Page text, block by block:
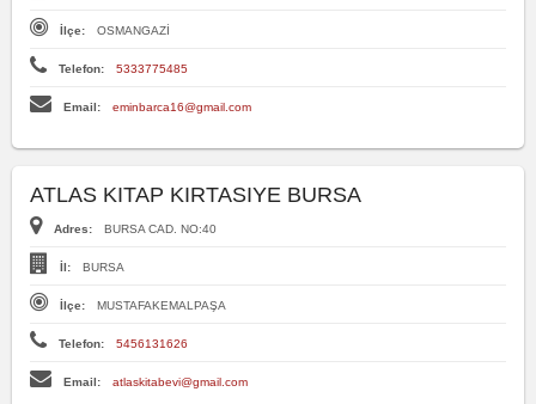
İlçe: OSMANGAZİ
Telefon: 5333775485
Email: eminbarca16@gmail.com
ATLAS KITAP KIRTASIYE BURSA
Adres: BURSA CAD. NO:40
İl: BURSA
İlçe: MUSTAFAKEMALPAŞA
Telefon: 5456131626
Email: atlaskitabevi@gmail.com